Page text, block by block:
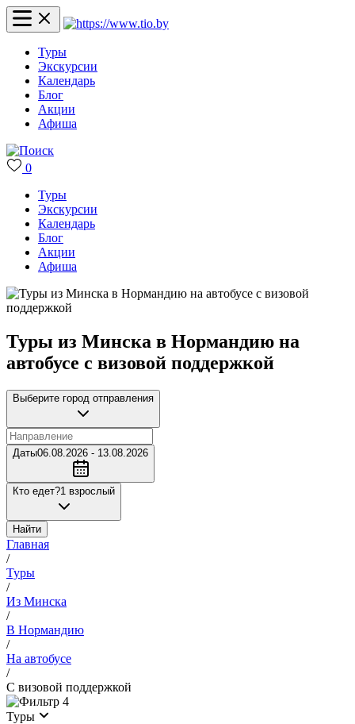
Туры
Экскурсии
Календарь
Блог
Акции
Афиша
0
Туры
Экскурсии
Календарь
Блог
Акции
Афиша
Туры из Минска в Нормандию на
автобусе с визовой поддержкой
Выберите город отправления
Даты06.08.2026 - 13.08.2026
Кто едет?1 взрослый
Найти
Главная
/
Туры
/
Из Минска
/
В Нормандию
/
На автобусе
/
С визовой поддержкой
4
Туры